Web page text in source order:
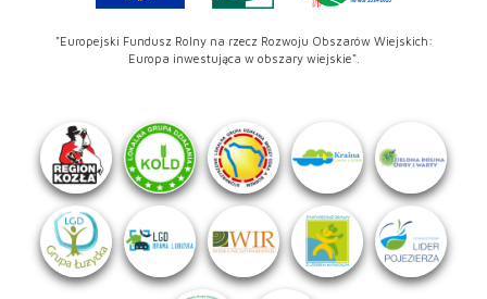
"Europejski Fundusz Rolny na rzecz Rozwoju Obszarów Wiejskich:
Europa inwestująca w obszary wiejskie".